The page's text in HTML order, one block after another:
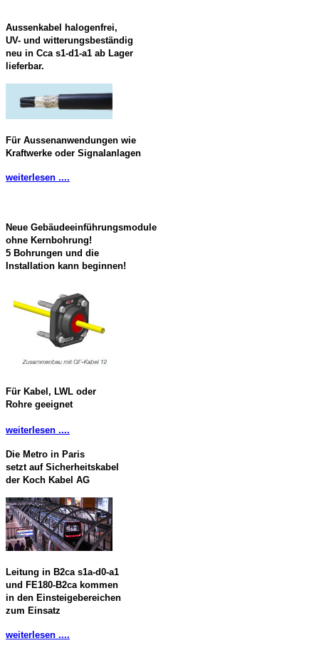
Aussenkabel halogenfrei,
UV- und witterungsbeständig
neu in Cca s1-d1-a1 ab Lager
lieferbar.
Für Aussenanwendungen wie
Kraftwerke oder Signalanlagen
weiterlesen ....
Neue Gebäudeeinführungsmodule
ohne Kernbohrung!
5 Bohrungen und die
Installation kann beginnen!
Für Kabel, LWL oder
Rohre geeignet
weiterlesen ....
Die Metro in Paris
setzt auf Sicherheitskabel
der Koch Kabel AG
Leitung in B2ca s1a-d0-a1
und FE180-B2ca kommen
in den Einsteigebereichen
zum Einsatz
weiterlesen ....